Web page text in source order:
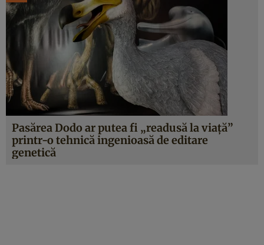
Pasărea Dodo ar putea fi „readusă la viață”
printr-o tehnică ingenioasă de editare
genetică